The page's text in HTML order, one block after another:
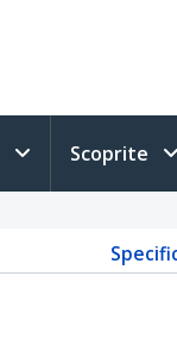
Scoprite